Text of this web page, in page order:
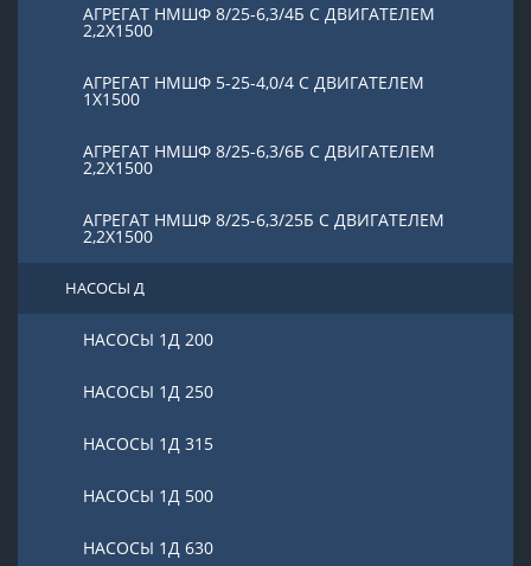
АГРЕГАТ НМШФ 8/25-6,3/4Б С ДВИГАТЕЛЕМ
2,2Х1500
АГРЕГАТ НМШФ 5-25-4,0/4 С ДВИГАТЕЛЕМ
1Х1500
АГРЕГАТ НМШФ 8/25-6,3/6Б С ДВИГАТЕЛЕМ
2,2Х1500
АГРЕГАТ НМШФ 8/25-6,3/25Б С ДВИГАТЕЛЕМ
2,2Х1500
НАСОСЫ Д
НАСОСЫ 1Д 200
НАСОСЫ 1Д 250
НАСОСЫ 1Д 315
НАСОСЫ 1Д 500
НАСОСЫ 1Д 630